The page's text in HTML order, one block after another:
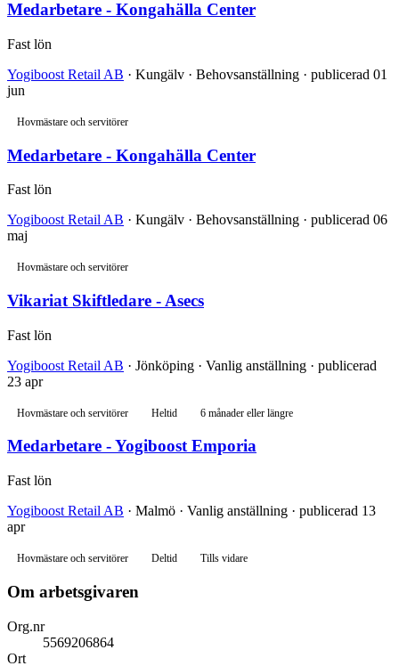
Medarbetare - Kongahälla Center
Fast lön
Yogiboost Retail AB · Kungälv · Behovsanställning · publicerad 01
jun
Hovmästare och servitörer
Medarbetare - Kongahälla Center
Fast lön
Yogiboost Retail AB · Kungälv · Behovsanställning · publicerad 06
maj
Hovmästare och servitörer
Vikariat Skiftledare - Asecs
Fast lön
Yogiboost Retail AB · Jönköping · Vanlig anställning · publicerad
23 apr
Hovmästare och servitörer Heltid 6 månader eller längre
Medarbetare - Yogiboost Emporia
Fast lön
Yogiboost Retail AB · Malmö · Vanlig anställning · publicerad 13
apr
Hovmästare och servitörer Deltid Tills vidare
Om arbetsgivaren
Org.nr
5569206864
Ort